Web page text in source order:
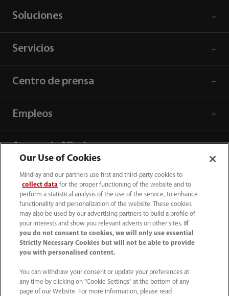
Soluciones
Servicios
Centro de prensa
Empleos
Acerca de Mindray
Información de contacto
Our Use of Cookies
Mindray and our partners use first and third-party cookies to
collect data for the proper functioning of the website and to
perform a statistical analysis of the use of the service, to enhance
functionality and personalization of the website. These cookies
may also be used by our advertising partners to build a profile of
your interests and show you relevant adverts on other sites.
If
you do not consent to cookies, we will only use essential
Strictly Necessary Cookies but will not be able to provide
you with personalised content.
You can withdraw your consent or update your preferences at
any time by clicking on "Cookie Settings" at the bottom of any
page of our Website. For more information, please read